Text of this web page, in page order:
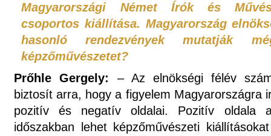
Magyarországi Német Írók és
csoportos kiállítása. Magyarország
hasonló rendezvények mutatják
képzőművészetet?
Prőhle Gergely:
– Az elnökségi félév
biztosít arra, hogy a figyelem Magyarországra
pozitív és negatív oldalai. Pozitív oldala
időszakban lehet képzőművészeti